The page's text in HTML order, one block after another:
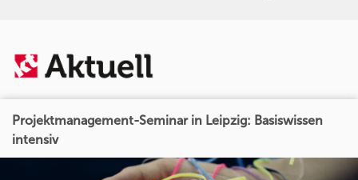
Projektmanagement-Seminar in Leipzig: Basiswissen
intensiv